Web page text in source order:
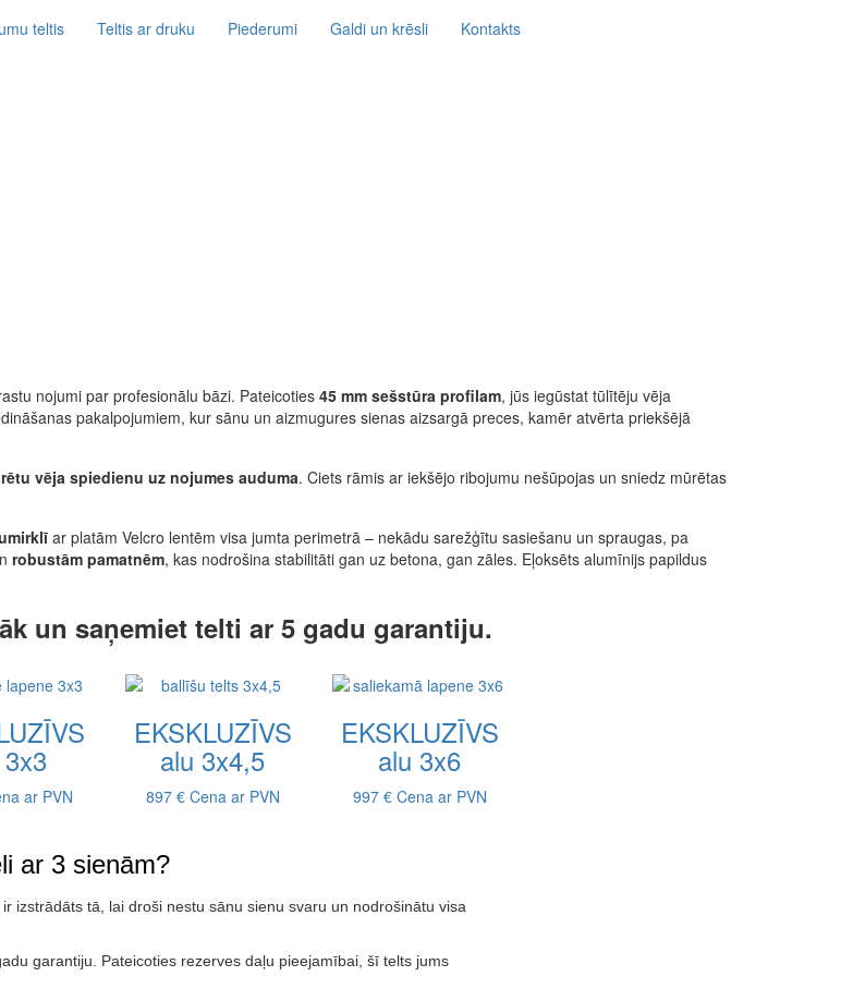
teltis Teltis ar druku Piederumi Galdi un krēsli Kontakts
nojumi par profesionālu bāzi. Pateicoties 45 mm sešstūra profilam, jūs iegūstat tūlītēju vēja
pakalpojumiem, kur sānu un aizmugures sienas aizsargā preces, kamēr atvērta priekšējā
vēja spiedienu uz nojumes auduma. Ciets rāmis ar iekšējo ribojumu nešūpojas un sniedz mūrētas
ar platām Velcro lentēm visa jumta perimetrā – nekādu sarežģītu sasiešanu un spraugas, pa
robustām pamatnēm, kas nodrošina stabilitāti gan uz betona, gan zāles. Eļoksēts alumīnijs papildus
un saņemiet telti ar 5 gadu garantiju.
ar PVN
EKSKLUZĪVS
alu 3x4,5
897 € Cena ar PVN
EKSKLUZĪVS
alu 3x6
997 € Cena ar PVN
ar 3 sienām?
izstrādāts tā, lai droši nestu sānu sienu svaru un nodrošinātu visa
garantiju. Pateicoties rezerves daļu pieejamībai, šī telts jums